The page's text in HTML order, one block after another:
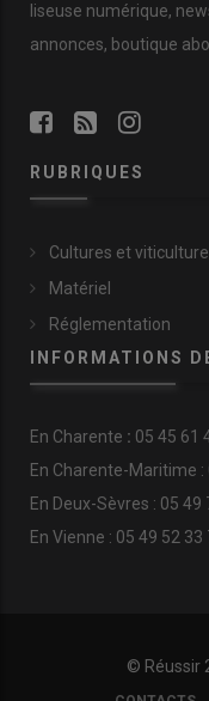
liseuse numérique,
annonces, boutique
RUBRIQUES
Cultures et viticulture
Matériel
Réglementation
INFORMATIONS
En Charente : 05 45 61
En Charente-Maritime :
En Deux-Sèvres : 05 49
En Vienne : 05 49 52 33
© Réussir